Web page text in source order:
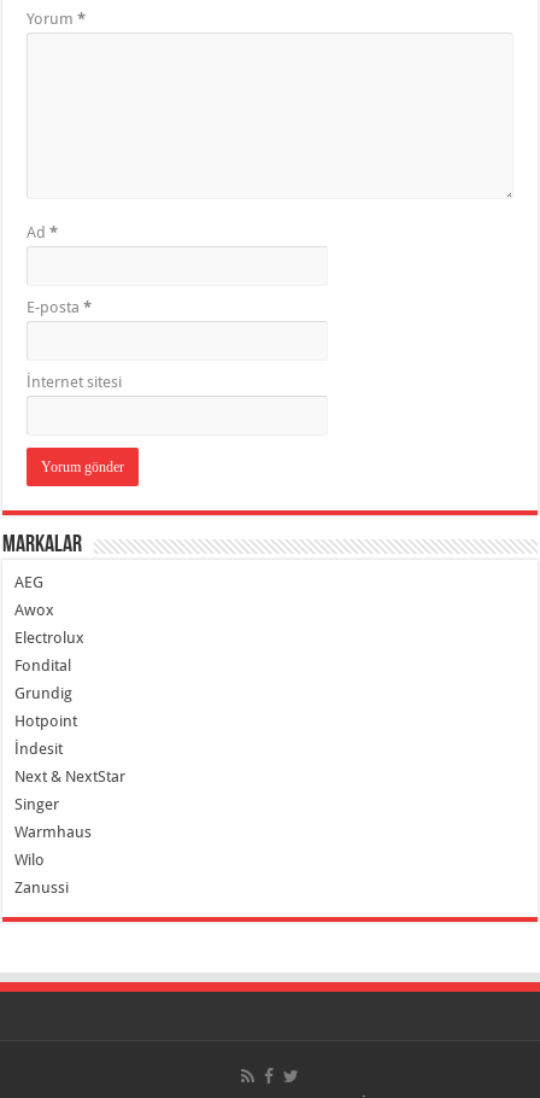
Yorum*
Ad*
E-posta*
İnternet sitesi
Markalar
AEG
Awox
Electrolux
Fondital
Grundig
Hotpoint
İndesit
Next & NextStar
Singer
Warmhaus
Wilo
Zanussi